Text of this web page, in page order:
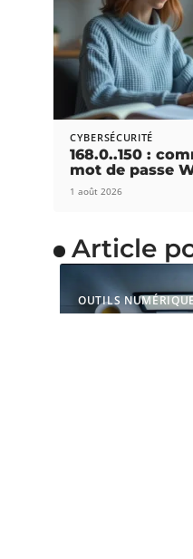
CYBERSÉCURITÉ
168.0..150 :
mot de passe
1 août 2026
Article
OUTILS